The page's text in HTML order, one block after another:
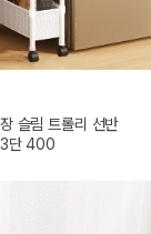
슬림 트롤리 선반
3단 400